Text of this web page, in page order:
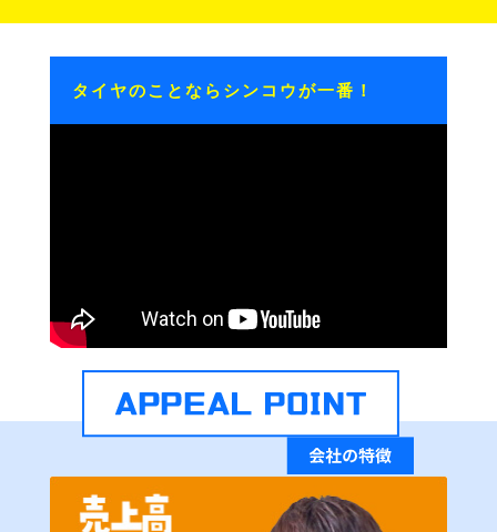
タイヤのことならシンコウが一番！